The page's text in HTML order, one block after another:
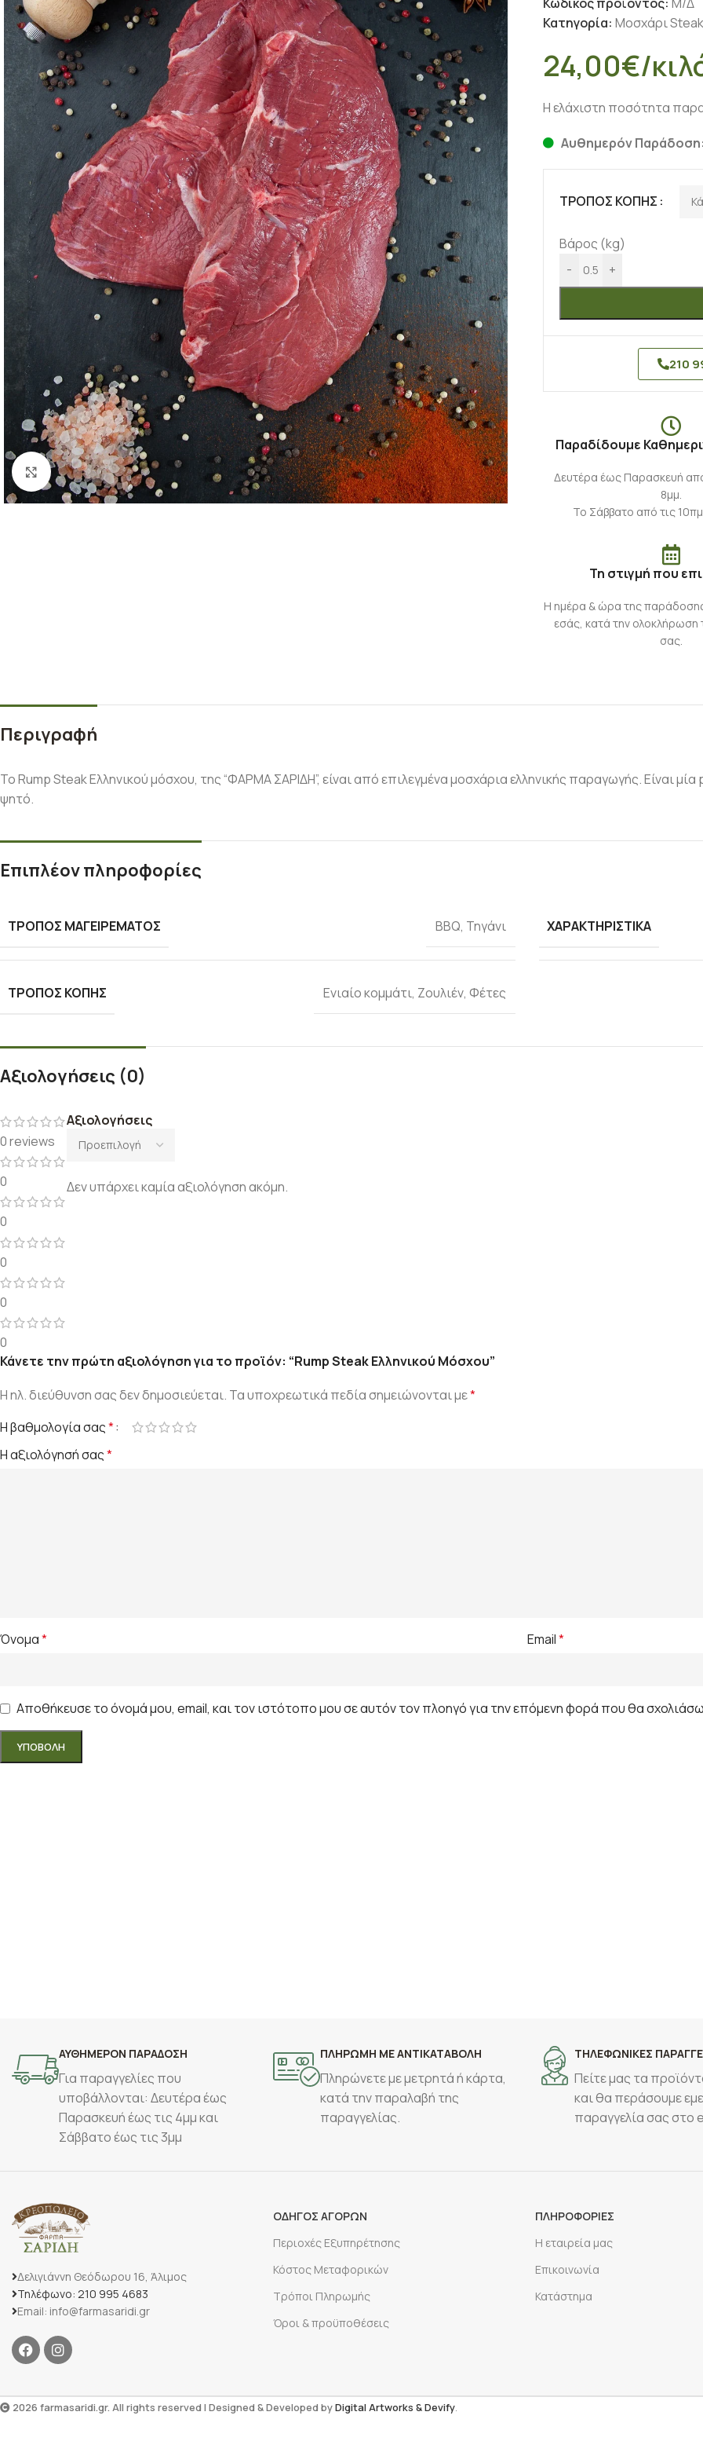
Κλικ για μεγέθυνση
Κατηγορία: Μοσχάρι
24,00€/
Η ελάχιστη ποσότητα
Αυθημερόν
ΤΡΌΠΟΣ ΚΟΠΉΣ
Βάρος (kg)
-
+
210
Παραδίδουμε
Δευτέρα έως Παρασκευή
8μμ.
Το Σάββατο από τις
Τη στιγμή που
Η ημέρα & ώρα της
εσάς, κατά την ολοκλήρωση
σας.
Περιγραφή
Το Rump Steak Ελληνικού μόσχου, της “ΦΑΡΜΑ ΣΑΡΙΔΗ”, είναι από επιλεγμένα μοσχάρια ελληνικής παραγωγής. Είναι
ψητό.
Επιπλέον πληροφορίες
ΤΡΌΠΟΣ ΜΑΓΕΙΡΈΜΑΤΟΣ ΒΒQ, Τηγάνι ΧΑΡΑΚΤΗΡΙΣΤΙΚΆ
ΤΡΌΠΟΣ ΚΟΠΉΣ Ενιαίο κομμάτι, Ζουλιέν, Φέτες
Αξιολογήσεις (0)
0 reviews
0
0
0
0
0
Αξιολογήσεις
Δεν υπάρχει καμία αξιολόγηση ακόμη.
Κάνετε την πρώτη αξιολόγηση για το προϊόν: “Rump Steak Ελληνικού Μόσχου”
Η ηλ. διεύθυνση σας δεν δημοσιεύεται. Τα υποχρεωτικά πεδία σημειώνονται με*
Η βαθμολογία σας*
Η αξιολόγησή σας*
Όνομα* Email*
Αποθήκευσε το όνομά μου, email, και τον ιστότοπο μου σε αυτόν τον πλοηγό για την επόμενη φορά που θα
ΑΥΘΗΜΕΡΟΝ ΠΑΡΑΔΟΣΗ
Για παραγγελίες που
υποβάλλονται: Δευτέρα έως
Παρασκευή έως τις 4μμ και
Σάββατο έως τις 3μμ
ΠΛΗΡΩΜΗ ΜΕ ΑΝΤΙΚΑΤΑΒΟΛΗ
Πληρώνετε με μετρητά ή κάρτα,
κατά την παραλαβή της
παραγγελίας.
ΤΗΛΕΦΩΝΙΚΕΣ
Πείτε μας τα
και θα περάσουμε
παραγγελία σας στο
Δελιγιάννη Θεόδωρου 16, Άλιμος
Τηλέφωνο: 210 995 4683
Email: info@farmasaridi.gr
ΟΔΗΓΟΣ ΑΓΟΡΩΝ
Περιοχές Εξυπηρέτησης
Κόστος Μεταφορικών
Τρόποι Πληρωμής
Όροι & προϋποθέσεις
ΠΛΗΡΟΦΟΡΙΕΣ
Η εταιρεία μας
Επικοινωνία
Κατάστημα
2026 farmasaridi.gr. All rights reserved | Designed & Developed byDigital Artworks & Devify.